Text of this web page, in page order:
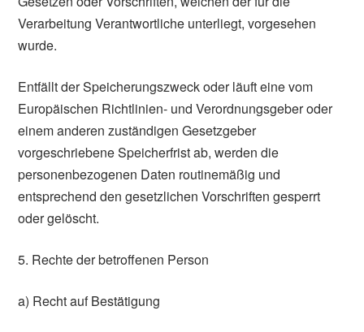
Verarbeitung Verantwortliche unterliegt, vorgesehen
wurde.
Entfällt der Speicherungszweck oder läuft eine vom
Europäischen Richtlinien- und Verordnungsgeber oder
einem anderen zuständigen Gesetzgeber
vorgeschriebene Speicherfrist ab, werden die
personenbezogenen Daten routinemäßig und
entsprechend den gesetzlichen Vorschriften gesperrt
oder gelöscht.
5. Rechte der betroffenen Person
a) Recht auf Bestätigung